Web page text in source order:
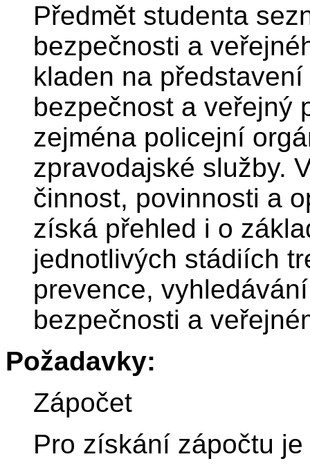
Předmět studenta
bezpečnosti a
kladen na
bezpečnost a veřejný
zejména policejní
zpravodajské služby.
činnost, povinnosti a
získá přehled i o
jednotlivých stádiích
prevence,
bezpečnosti a
Požadavky:
Zápočet
Pro získání zápočtu je